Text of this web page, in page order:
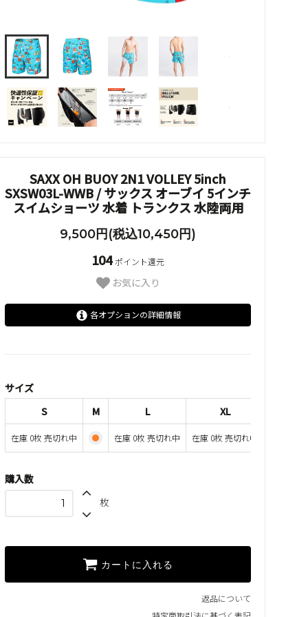
SAXX OH BUOY 2N1 VOLLEY 5inch
SXSW03L-WWB / サックス オーブイ 5インチ
スイムショーツ 水着 トランクス 水陸両用
9,500円(税込10,450円)
104ポイント還元
お気に入り
各オプションの詳細情報
SOLD OUT
XL
サイズ
S
M L XL
在庫 0枚 売切れ中 在庫 0枚 売切れ中 在庫 0枚 売切れ中
購入数
枚
カートに入れる
返品について